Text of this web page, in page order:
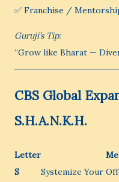
✅ Franchise /
Guruji’s Tip:
“Grow like Bharat —
CBS Global
S.H.A.N.K.H.
Letter
S
Systemize Your